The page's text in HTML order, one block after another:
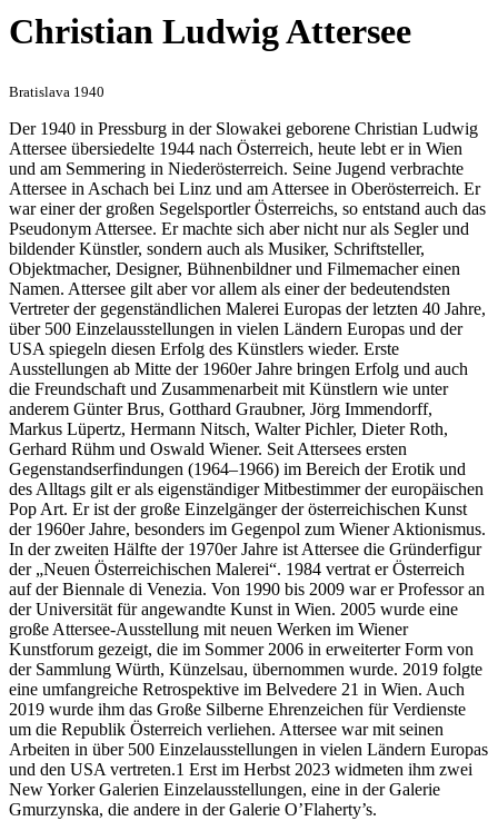
Christian Ludwig Attersee
Bratislava 1940
Der 1940 in Pressburg in der Slowakei geborene Christian Ludwig
Attersee übersiedelte 1944 nach Österreich, heute lebt er in Wien
und am Semmering in Niederösterreich. Seine Jugend verbrachte
Attersee in Aschach bei Linz und am Attersee in Oberösterreich. Er
war einer der großen Segelsportler Österreichs, so entstand auch das
Pseudonym Attersee. Er machte sich aber nicht nur als Segler und
bildender Künstler, sondern auch als Musiker, Schriftsteller,
Objektmacher, Designer, Bühnenbildner und Filmemacher einen
Namen. Attersee gilt aber vor allem als einer der bedeutendsten
Vertreter der gegenständlichen Malerei Europas der letzten 40 Jahre,
über 500 Einzelausstellungen in vielen Ländern Europas und der
USA spiegeln diesen Erfolg des Künstlers wieder. Erste
Ausstellungen ab Mitte der 1960er Jahre bringen Erfolg und auch
die Freundschaft und Zusammenarbeit mit Künstlern wie unter
anderem Günter Brus, Gotthard Graubner, Jörg Immendorff,
Markus Lüpertz, Hermann Nitsch, Walter Pichler, Dieter Roth,
Gerhard Rühm und Oswald Wiener. Seit Attersees ersten
Gegenstandserfindungen (1964–1966) im Bereich der Erotik und
des Alltags gilt er als eigenständiger Mitbestimmer der europäischen
Pop Art. Er ist der große Einzelgänger der österreichischen Kunst
der 1960er Jahre, besonders im Gegenpol zum Wiener Aktionismus.
In der zweiten Hälfte der 1970er Jahre ist Attersee die Gründerfigur
der „Neuen Österreichischen Malerei“. 1984 vertrat er Österreich
auf der Biennale di Venezia. Von 1990 bis 2009 war er Professor an
der Universität für angewandte Kunst in Wien. 2005 wurde eine
große Attersee-Ausstellung mit neuen Werken im Wiener
Kunstforum gezeigt, die im Sommer 2006 in erweiterter Form von
der Sammlung Würth, Künzelsau, übernommen wurde. 2019 folgte
eine umfangreiche Retrospektive im Belvedere 21 in Wien. Auch
2019 wurde ihm das Große Silberne Ehrenzeichen für Verdienste
um die Republik Österreich verliehen. Attersee war mit seinen
Arbeiten in über 500 Einzelausstellungen in vielen Ländern Europas
und den USA vertreten.1 Erst im Herbst 2023 widmeten ihm zwei
New Yorker Galerien Einzelausstellungen, eine in der Galerie
Gmurzynska, die andere in der Galerie O’Flaherty’s.